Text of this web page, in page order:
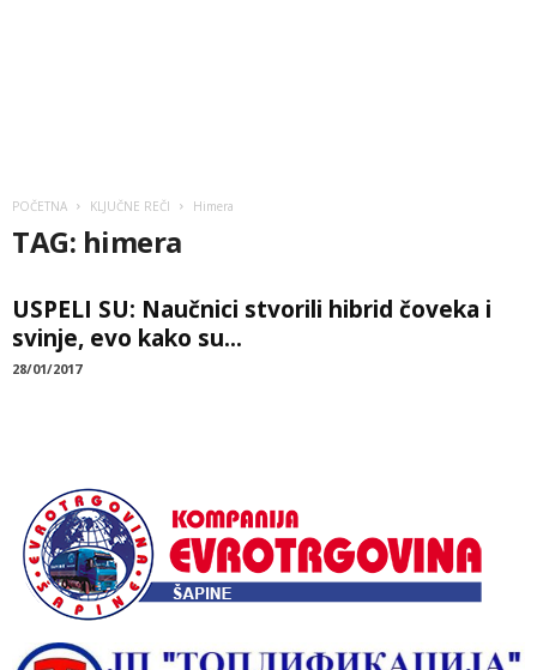
POČETNA KLJUČNE REČI Himera
TAG: himera
USPELI SU: Naučnici stvorili hibrid čoveka i
svinje, evo kako su...
28/01/2017